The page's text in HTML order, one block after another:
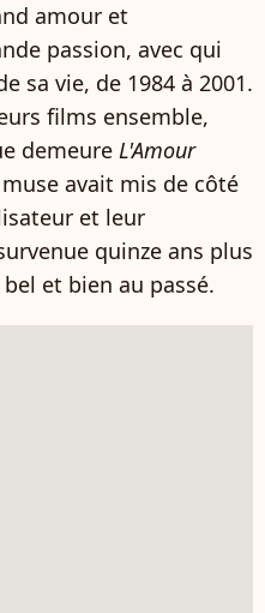
amour et
passion, avec qui
sa vie, de 1984 à 2001.
films ensemble,
demeure L'Amour
avait mis de côté
et leur
quinze ans plus
et bien au passé.